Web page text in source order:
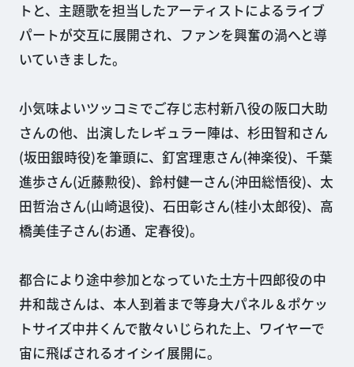
トと、主題歌を担当したアーティストによるライブ
パートが交互に展開され、ファンを興奮の渦へと導
いていきました。
小気味よいツッコミでご存じ志村新八役の阪口大助
さんの他、出演したレギュラー陣は、杉田智和さん
(坂田銀時役)を筆頭に、釘宮理恵さん(神楽役)、千葉
進歩さん(近藤勲役)、鈴村健一さん(沖田総悟役)、太
田哲治さん(山崎退役)、石田彰さん(桂小太郎役)、高
橋美佳子さん(お通、定春役)。
都合により途中参加となっていた土方十四郎役の中
井和哉さんは、本人到着まで等身大パネル＆ポケッ
トサイズ中井くんで散々いじられた上、ワイヤーで
宙に飛ばされるオイシイ展開に。